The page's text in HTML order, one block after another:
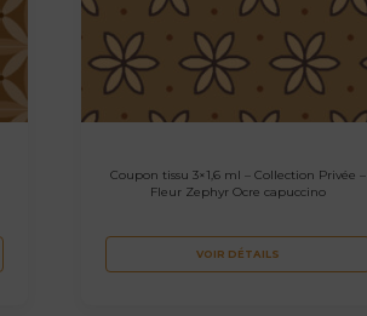
Coupon tissu 3×1,6 ml – Collection Privée –
Fleur Zephyr Ocre capuccino
VOIR DÉTAILS